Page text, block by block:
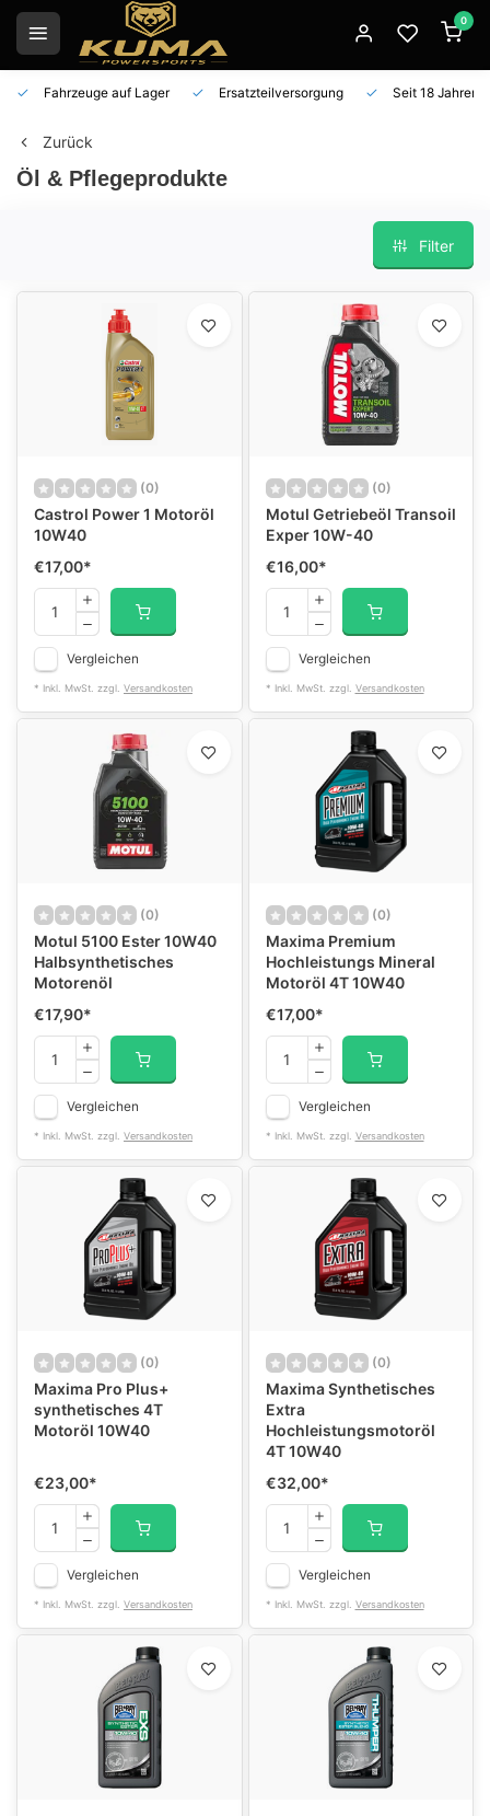
0
Fahrzeuge auf Lager Ersatzteilversorgung Seit 18 Jahren
Zurück
Öl & Pflegeprodukte
Filter
(0)
Castrol Power 1 Motoröl
10W40
€17,00*
Vergleichen
* Inkl. MwSt. zzgl. Versandkosten
(0)
Motul Getriebeöl Transoil
Exper 10W-40
€16,00*
Vergleichen
* Inkl. MwSt. zzgl. Versandkosten
(0)
Motul 5100 Ester 10W40
Halbsynthetisches
Motorenöl
€17,90*
Vergleichen
* Inkl. MwSt. zzgl. Versandkosten
(0)
Maxima Premium
Hochleistungs Mineral
Motoröl 4T 10W40
€17,00*
Vergleichen
* Inkl. MwSt. zzgl. Versandkosten
(0)
Maxima Pro Plus+
synthetisches 4T
Motoröl 10W40
€23,00*
Vergleichen
* Inkl. MwSt. zzgl. Versandkosten
(0)
Maxima Synthetisches
Extra
Hochleistungsmotoröl
4T 10W40
€32,00*
Vergleichen
* Inkl. MwSt. zzgl. Versandkosten